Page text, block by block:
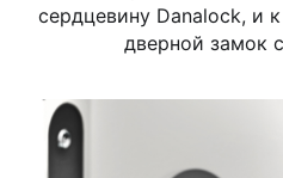
сердцевину Danalock, и
дверной замок